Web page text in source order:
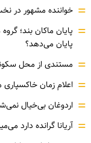
= خواننده مشهور در
= پایان ماکان بند؛
پایان می‌دهد؟
= مستندی از محل
= اعلام زمان
= اردوغان بی‌خیال
= آریانا گرانده دارد